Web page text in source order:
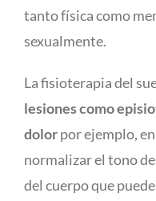
tanto física como
sexualmente.
La fisioterapia del
lesiones como
dolorpor ejemplo,
normalizar el tono
del cuerpo que